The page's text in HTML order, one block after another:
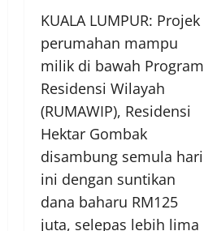
KUALA LUMPUR: Projek
perumahan mampu
milik di bawah Program
Residensi Wilayah
(RUMAWIP), Residensi
Hektar Gombak
disambung semula hari
ini dengan suntikan
dana baharu RM125
juta, selepas lebih lima